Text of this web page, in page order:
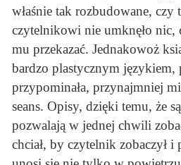
właśnie tak rozbudowane, czy
czytelnikowi nie umknęło nic,
mu przekazać. Jednakowoż
bardzo plastycznym językiem,
przypominała, przynajmniej
seans. Opisy, dzięki temu, że
pozwalają w jednej chwili
chciał, by czytelnik zobaczył i